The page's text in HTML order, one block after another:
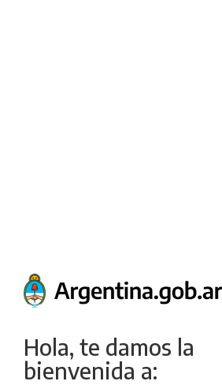
Hola, te damos la
bienvenida a: